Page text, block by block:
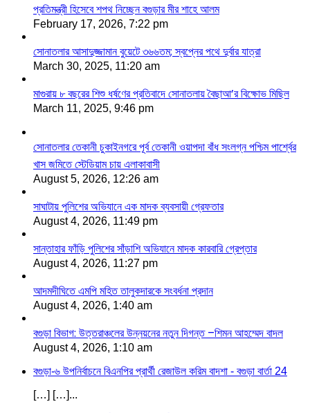
প্রতিমন্ত্রী হিসেবে শপথ নিচ্ছেন বগুড়ার মীর শাহে আলম
February 17, 2026, 7:22 pm
সোনাতলার আসাদুজ্জামান বুয়েটে ৩৬৬তম; স্বপ্নের পথে দুর্বার যাত্রা
March 30, 2025, 11:20 am
মাগুরায় ৮ বছরের শিশু ধর্ষণের প্রতিবাদে সোনাতলায় বৈছাআ’র বিক্ষোভ মিছিল
March 11, 2025, 9:46 pm
সোনাতলার তেকানী চুকাইনগরে পূর্ব তেকানী ওয়াপদা বাঁধ সংলগ্ন পশ্চিম পার্শ্বের
খাস জমিতে স্টেডিয়াম চায় এলাকাবাসী
August 5, 2026, 12:26 am
সাঘাটায় পুলিশের অভিযানে এক মাদক ব্যবসায়ী গ্রেফতার
August 4, 2026, 11:49 pm
সান্তাহার ফাঁড়ি পুলিশের সাঁড়াশি অভিযানে মাদক কারবারি গ্রেপ্তার
August 4, 2026, 11:27 pm
আদমদীঘিতে এমপি মহিত তালুকদারকে সংবর্ধনা প্রদান
August 4, 2026, 1:40 am
বগুড়া বিভাগ: উত্তরাঞ্চলের উন্নয়নের নতুন দিগন্ত –শিমন আহম্মেদ বাদল
August 4, 2026, 1:10 am
বগুড়া-৬ উপনির্বাচনে বিএনপির প্রার্থী রেজাউল করিম বাদশা - বগুড়া বার্তা 24
[…] […]...